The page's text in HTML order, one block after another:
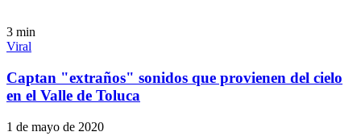
3 min
Viral
Captan "extraños" sonidos que provienen del cielo
en el Valle de Toluca
1 de mayo de 2020